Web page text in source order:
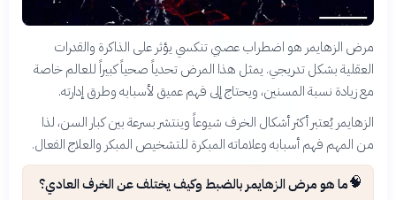
مرض الزهايمر هو اضطراب عصبي تنكسي يؤثر على الذاكرة والقدرات
العقلية بشكل تدريجي. يمثل هذا المرض تحدياً صحياً كبيراً للعالم خاصة
مع زيادة نسبة المسنين، ويحتاج إلى فهم عميق لأسبابه وطرق إدارته.
الزهايمر يُعتبر أكثر أشكال الخرف شيوعاً وينتشر بسرعة بين كبار السن، لذا
من المهم فهم أسبابه وعلاماته المبكرة للتشخيص المبكر والعلاج الفعال.
🧠ما هو مرض الزهايمر بالضبط وكيف يختلف عن الخرف العادي؟